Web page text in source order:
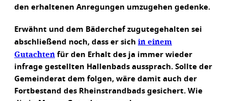
den erhaltenen Anregungen umzugehen gedenke.
Erwähnt und dem Bäderchef zugutegehalten sei
abschließend noch, dass er sich in einem
Gutachten für den Erhalt des ja immer wieder
infrage gestellten Hallenbads aussprach. Sollte der
Gemeinderat dem folgen, wäre damit auch der
Fortbestand des Rheinstrandbads gesichert. Wie